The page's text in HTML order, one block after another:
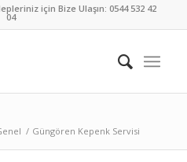
için Bize Ulaşın:0544 532 42
04
/ Güngören Kepenk Servisi